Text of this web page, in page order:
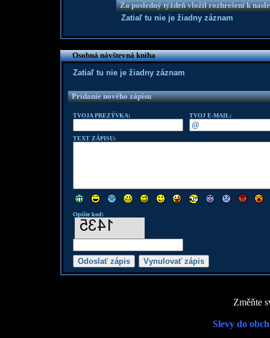
Za posledný týždeň vložil rozhrešení k
Zatiaľ tu nie je žiadny záznam
Osobná návštevná kniha
Zatiaľ tu nie je žiadny záznam
Pridanie nového zápisu
TVOJA PREZÝVKA: TVOJ E-MAIL:
TEXT ZÁPISU:
Opište kod:
Změňte
Slevy do